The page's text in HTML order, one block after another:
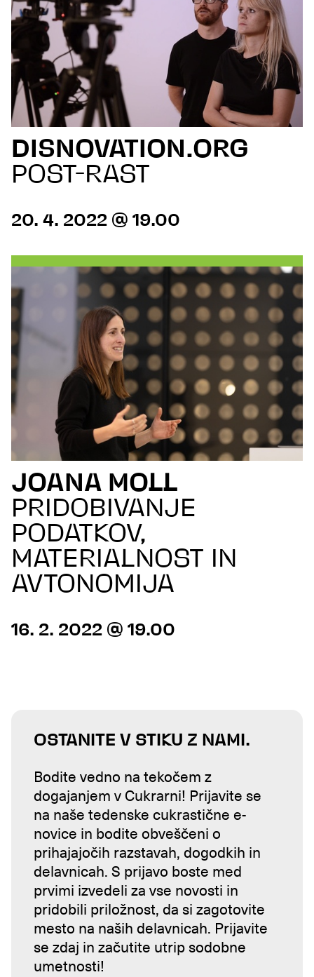
DISNOVATION.ORG
POST-RAST
20. 4. 2022 @ 19.00
JOANA MOLL
PRIDOBIVANJE
PODATKOV,
MATERIALNOST IN
AVTONOMIJA
16. 2. 2022 @ 19.00
OSTANITE V STIKU Z NAMI.
Bodite vedno na tekočem z
dogajanjem v Cukrarni! Prijavite se
na naše tedenske cukrastične e-
novice in bodite obveščeni o
prihajajočih razstavah, dogodkih in
delavnicah. S prijavo boste med
prvimi izvedeli za vse novosti in
pridobili priložnost, da si zagotovite
mesto na naših delavnicah. Prijavite
se zdaj in začutite utrip sodobne
umetnosti!